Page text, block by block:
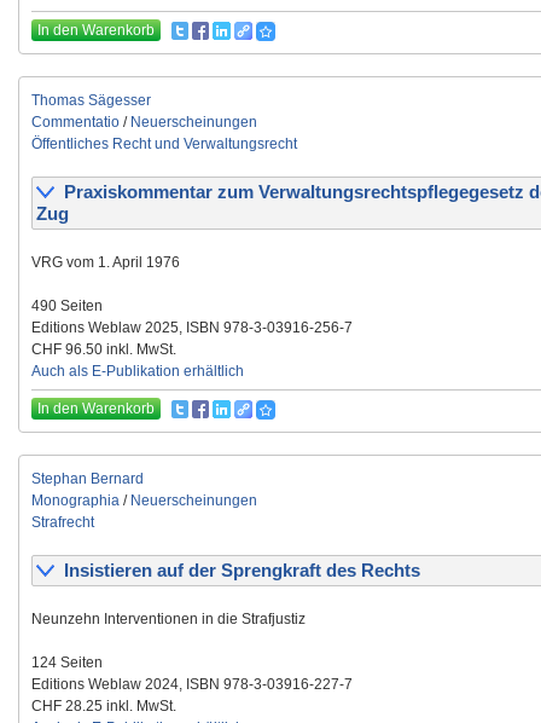
In den Warenkorb
Thomas Sägesser
Commentatio / Neuerscheinungen
Öffentliches Recht und Verwaltungsrecht
Praxiskommentar zum Verwaltungsrechtspflegegesetz
Zug
VRG vom 1. April 1976
490 Seiten
Editions Weblaw 2025, ISBN 978-3-03916-256-7
CHF 96.50 inkl. MwSt.
Auch als E-Publikation erhältlich
In den Warenkorb
Stephan Bernard
Monographia / Neuerscheinungen
Strafrecht
Insistieren auf der Sprengkraft des Rechts
Neunzehn Interventionen in die Strafjustiz
124 Seiten
Editions Weblaw 2024, ISBN 978-3-03916-227-7
CHF 28.25 inkl. MwSt.